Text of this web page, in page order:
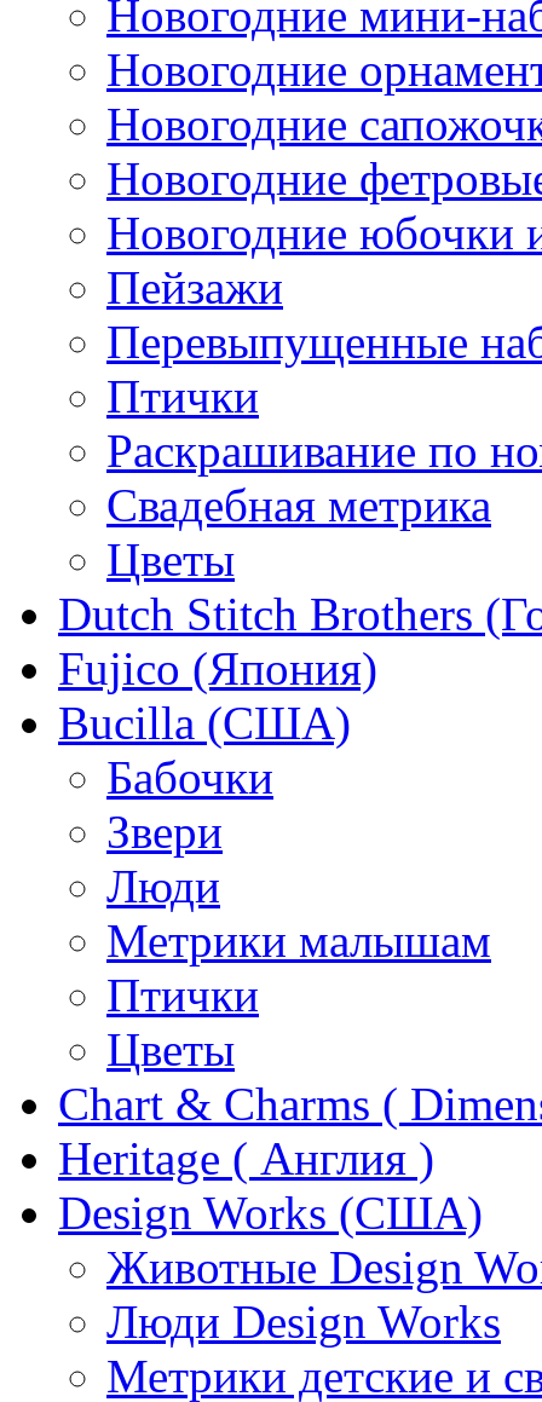
Новогодние мини-
Новогодние
Новогодние
Новогодние
Новогодние юбочки
Пейзажи
Перевыпущенные
Птички
Раскрашивание по
Свадебная метрика
Цветы
Dutch Stitch Brothers
Fujico (Япония)
Bucilla (США)
Бабочки
Звери
Люди
Метрики малышам
Птички
Цветы
Chart & Charms (
Heritage ( Англия )
Design Works (США)
Животные Design
Люди Design Works
Метрики детские и